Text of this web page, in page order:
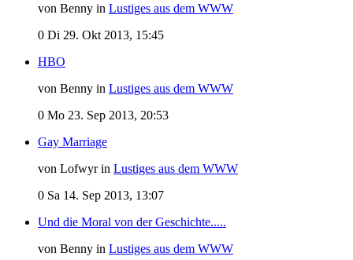
von Benny in Lustiges aus dem WWW
0 Di 29. Okt 2013, 15:45
HBO
von Benny in Lustiges aus dem WWW
0 Mo 23. Sep 2013, 20:53
Gay Marriage
von Lofwyr in Lustiges aus dem WWW
0 Sa 14. Sep 2013, 13:07
Und die Moral von der Geschichte.....
von Benny in Lustiges aus dem WWW